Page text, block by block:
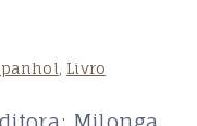
Livro